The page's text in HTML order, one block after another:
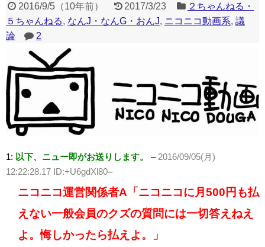
2016/9/5（10年前） 2017/3/23
２ちゃんねる・
５ちゃんねる, なんJ・なんG・おんJ, ニコニコ動画系, 議
論
2
1: 以下、ニュー即がお送りします。 –2016/09/05(月)
12:22:28.17 ID:+U6gdXl80–
ニコニコ運営関係者A「ニコニコに月500円も払
えない一般会員のクズの質問には一切答えねえ
よ。悔しかったら払えよ。」